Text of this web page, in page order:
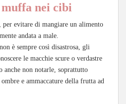
nei cibi
per evitare di mangiare un alimento
andata a male.
è sempre così disastrosa, gli
le macchie scure o verdastre
anche non notarle, soprattutto
e ammaccature della frutta ad